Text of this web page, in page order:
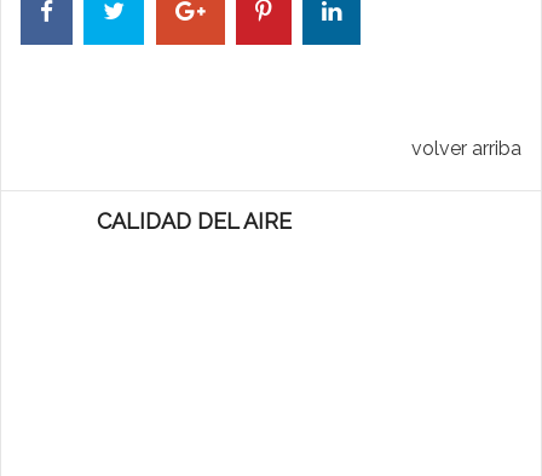
volver arriba
CALIDAD DEL AIRE